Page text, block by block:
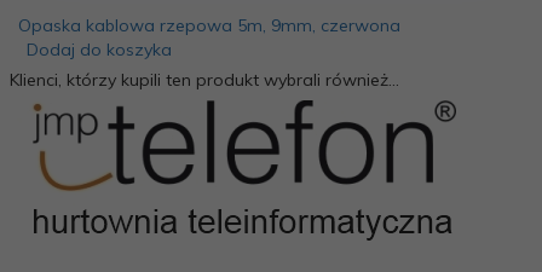
Opaska kablowa rzepowa 5m, 9mm, czerwona
Dodaj do koszyka
Klienci, którzy kupili ten produkt wybrali również...